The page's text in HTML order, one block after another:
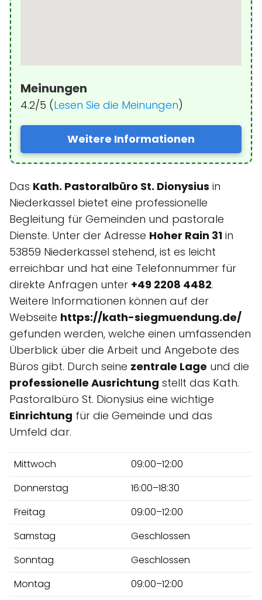
Meinungen
4.2/5 (Lesen Sie die Meinungen)
Weitere Informationen
Das Kath. Pastoralbüro St. Dionysius in
Niederkassel bietet eine professionelle
Begleitung für Gemeinden und pastorale
Dienste. Unter der Adresse Hoher Rain 31 in
53859 Niederkassel stehend, ist es leicht
erreichbar und hat eine Telefonnummer für
direkte Anfragen unter +49 2208 4482.
Weitere Informationen können auf der
Webseite https://kath-siegmuendung.de/
gefunden werden, welche einen umfassenden
Überblick über die Arbeit und Angebote des
Büros gibt. Durch seine zentrale Lage und die
professionelle Ausrichtung stellt das Kath.
Pastoralbüro St. Dionysius eine wichtige
Einrichtung für die Gemeinde und das
Umfeld dar.
Mittwoch
09:00–12:00
Donnerstag
16:00–18:30
Freitag
09:00–12:00
Samstag
Geschlossen
Sonntag
Geschlossen
Montag
09:00–12:00